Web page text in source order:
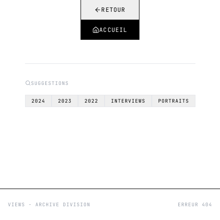
RETOUR
ACCUEIL
SUGGESTIONS
2024 2023 2022 INTERVIEWS PORTRAITS
VIEWS - ARCHIVE DIVISION ERREUR 404